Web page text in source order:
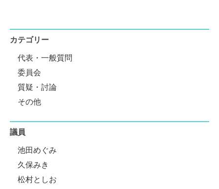
カテゴリー
代表・一般質問
委員会
質疑・討論
その他
議員
池田めぐみ
久保みき
松村としお